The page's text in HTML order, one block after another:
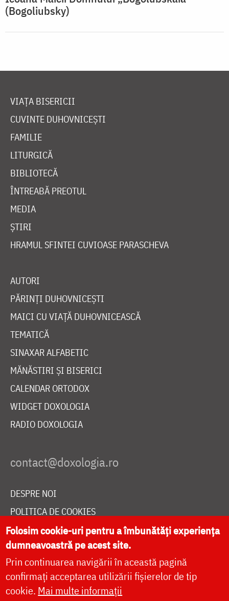
(Bogoliubsky)
VIAȚA BISERICII
CUVINTE DUHOVNICEȘTI
FAMILIE
LITURGICĂ
BIBLIOTECĂ
ÎNTREABĂ PREOTUL
MEDIA
ȘTIRI
HRAMUL SFINTEI CUVIOASE PARASCHEVA
AUTORI
PĂRINȚI DUHOVNICEȘTI
MAICI CU VIAȚĂ DUHOVNICEASCĂ
TEMATICĂ
SINAXAR ALFABETIC
MĂNĂSTIRI ȘI BISERICI
CALENDAR ORTODOX
WIDGET DOXOLOGIA
RADIO DOXOLOGIA
DESPRE NOI
POLITICA DE COOKIES
DONEAZĂ ONLINE PENTRU CATEDRALA NAȚIONALĂ
LIVE
Folosim cookie-uri pentru a îmbunătăți experiența
dumneavoastră pe acest site.
Prin continuarea navigării în această pagină
confirmați acceptarea utilizării fișierelor de tip
cookie. Mai multe informații